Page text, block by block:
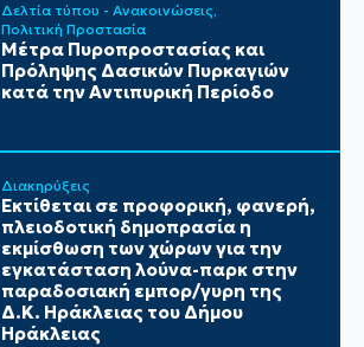
Δελτία τύπου - Ανακοινώσεις
Πολιτική Προστασία
Μέτρα Πυροπροστασίας και
Πρόληψης Δασικών Πυρκαγιών
κατά την Αντιπυρική Περίοδο
Διακηρύξεις
Εκτίθεται σε προφορική, φανερή,
πλειοδοτική δημοπρασία η
εκμίσθωση των χώρων για την
εγκατάσταση λούνα-παρκ στην
παραδοσιακή εμπορ/γυρη της
Δ.Κ. Ηράκλειας του Δήμου
Ηράκλειας